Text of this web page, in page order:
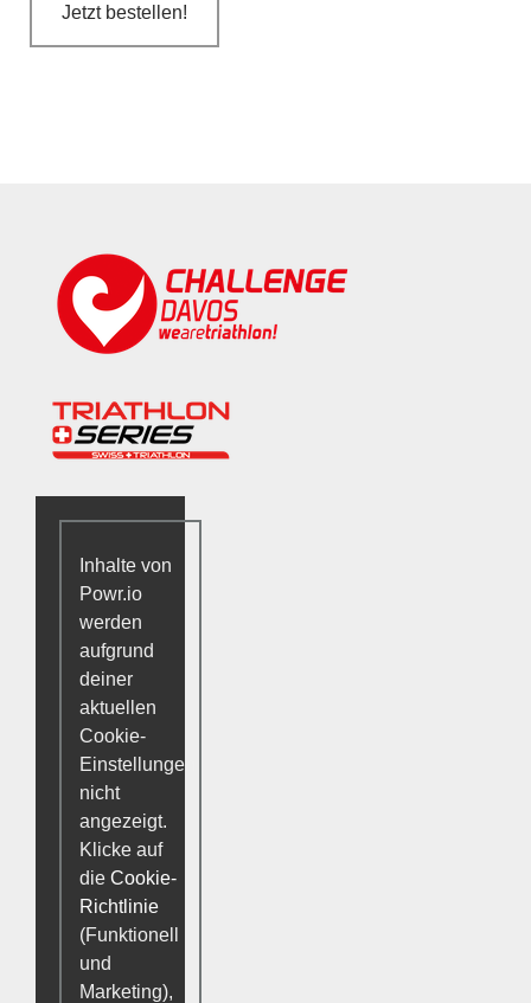
Jetzt bestellen!
Inhalte von
Powr.io
werden
aufgrund
deiner
aktuellen
Cookie-
Einstellungen
nicht
angezeigt.
Klicke auf
die Cookie-
Richtlinie
(Funktionell
und
Marketing),